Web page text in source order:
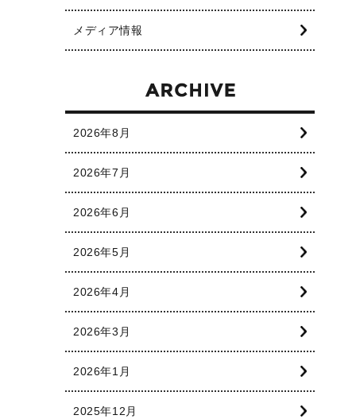
メディア情報
2026年8月
2026年7月
2026年6月
2026年5月
2026年4月
2026年3月
2026年1月
2025年12月